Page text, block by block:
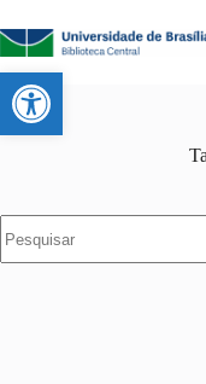
Abrir a